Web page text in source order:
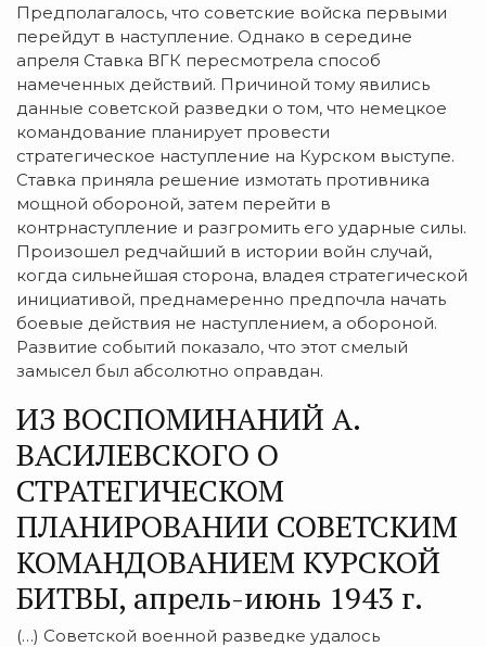
Предполагалось, что советские войска первыми
перейдут в наступление. Однако в середине
апреля Ставка ВГК пересмотрела способ
намеченных действий. Причиной тому явились
данные советской разведки о том, что немецкое
командование планирует провести
стратегическое наступление на Курском выступе.
Ставка приняла решение измотать противника
мощной обороной, затем перейти в
контрнаступление и разгромить его ударные силы.
Произошел редчайший в истории войн случай,
когда сильнейшая сторона, владея стратегической
инициативой, преднамеренно предпочла начать
боевые действия не наступлением, а обороной.
Развитие событий показало, что этот смелый
замысел был абсолютно оправдан.
ИЗ ВОСПОМИНАНИЙ А.
ВАСИЛЕВСКОГО О
СТРАТЕГИЧЕСКОМ
ПЛАНИРОВАНИИ СОВЕТСКИМ
КОМАНДОВАНИЕМ КУРСКОЙ
БИТВЫ, апрель-июнь 1943 г.
(…) Советской военной разведке удалось